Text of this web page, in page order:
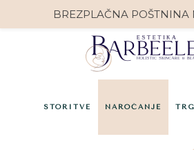
STORITVE NAROČANJE
BREZPLAČNA POŠTNINA